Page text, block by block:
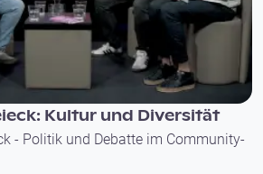
Kultur und Diversität
- Politik und Debatte im Community-